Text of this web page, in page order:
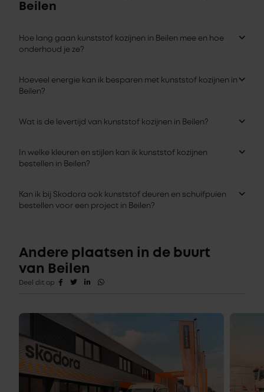
Beilen
Hoe lang gaan kunststof kozijnen in Beilen mee en hoe
onderhoud je ze?
Hoeveel energie kan ik besparen met kunststof kozijnen in
Beilen?
Wat is de levertijd van kunststof kozijnen in Beilen?
In welke kleuren en stijlen kan ik kunststof kozijnen
bestellen in Beilen?
Kan ik bij Skodora ook kunststof deuren en schuifpuien
bestellen voor een project in Beilen?
Andere plaatsen in de buurt
van Beilen
Deel dit op